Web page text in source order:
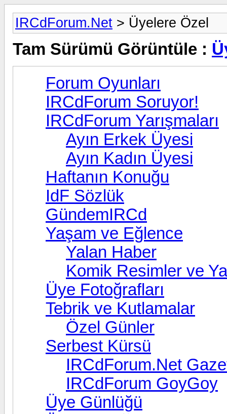
IRCdForum.Net > Üyelere Özel
Tam Sürümü Görüntüle :
Forum Oyunları
IRCdForum Soruyor!
IRCdForum Yarışmaları
Ayın Erkek Üyesi
Ayın Kadın Üyesi
Haftanın Konuğu
IdF Sözlük
GündemIRCd
Yaşam ve Eğlence
Yalan Haber
Komik Resimler ve
Üye Fotoğrafları
Tebrik ve Kutlamalar
Özel Günler
Serbest Kürsü
IRCdForum.Net
IRCdForum GoyGoy
Üye Günlüğü